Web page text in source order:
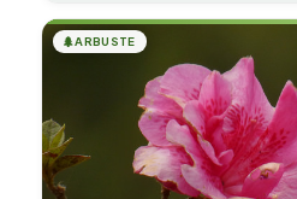
🌲ARBUSTE